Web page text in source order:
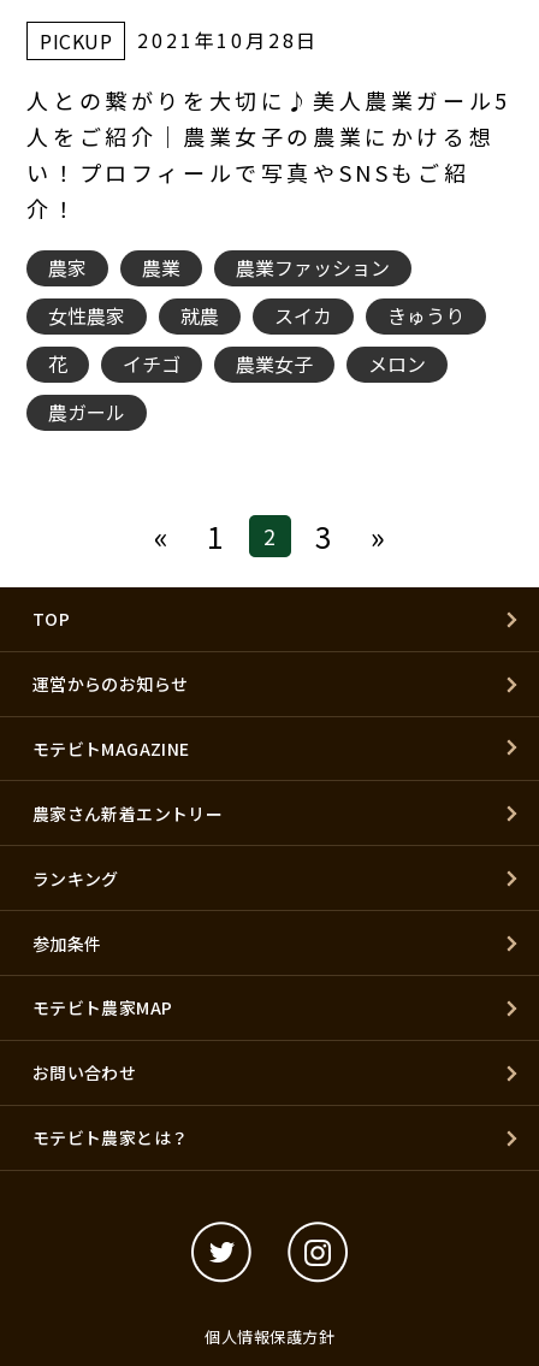
PICKUP 2021年10月28日
人との繋がりを大切に♪美人農業ガール5
人をご紹介｜農業女子の農業にかける想
い！プロフィールで写真やSNSもご紹
介！
農家 農業
農業ファッション
女性農家
就農 スイカ
きゅうり
花
イチゴ 農業女子
メロン
農ガール
« 1 2 3 »
TOP
運営からのお知らせ
モテビトMAGAZINE
農家さん新着エントリー
ランキング
参加条件
モテビト農家MAP
お問い合わせ
モテビト農家とは？
個人情報保護方針